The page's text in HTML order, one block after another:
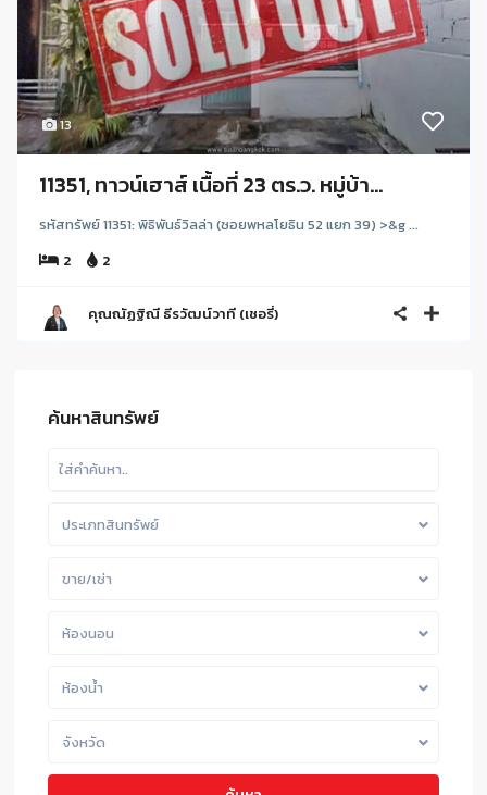
13
11351, ทาวน์เฮาส์ เนื้อที่ 23 ตร.ว. หมู่บ้า...
รหัสทรัพย์ 11351: พิธิพันธ์วิลล่า (ซอยพหลโยธิน 52 แยก 39) >&g ...
2
2
คุณณัฏฐิณี ธีรวัฒน์วาที (เชอรี่)
ค้นหาสินทรัพย์
ประเภทสินทรัพย์
ขาย/เช่า
ห้องนอน
ห้องน้ำ
จังหวัด